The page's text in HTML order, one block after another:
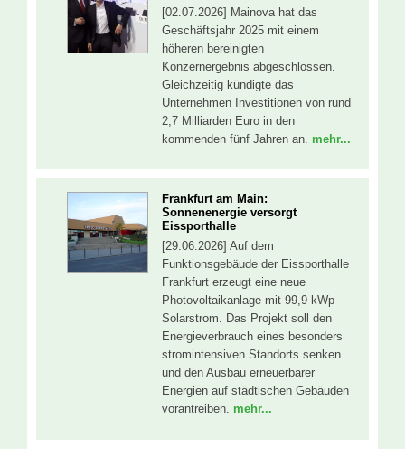
[02.07.2026] Mainova hat das
Geschäftsjahr 2025 mit einem
höheren bereinigten
Konzernergebnis abgeschlossen.
Gleichzeitig kündigte das
Unternehmen Investitionen von rund
2,7 Milliarden Euro in den
kommenden fünf Jahren an. mehr...
Frankfurt am Main:
Sonnenenergie versorgt
Eissporthalle
[29.06.2026] Auf dem
Funktionsgebäude der Eissporthalle
Frankfurt erzeugt eine neue
Photovoltaikanlage mit 99,9 kWp
Solarstrom. Das Projekt soll den
Energieverbrauch eines besonders
stromintensiven Standorts senken
und den Ausbau erneuerbarer
Energien auf städtischen Gebäuden
vorantreiben. mehr...